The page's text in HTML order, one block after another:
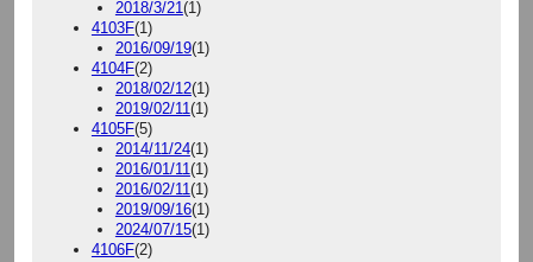
2018/3/21 (1)
4103F(1)
2016/09/19(1)
4104F(2)
2018/02/12(1)
2019/02/11 (1)
4105F(5)
2014/11/24(1)
2016/01/11 (1)
2016/02/11 (1)
2019/09/16(1)
2024/07/15(1)
4106F(2)